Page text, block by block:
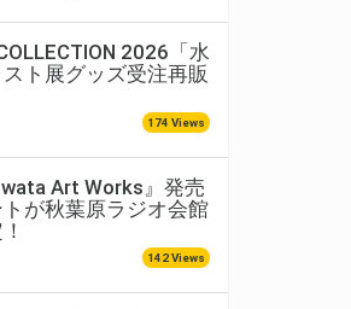
2026「水
ト展グッズ受注再販
174 Views
wata Art Works』発売
が秋葉原ラジオ会館
142 Views